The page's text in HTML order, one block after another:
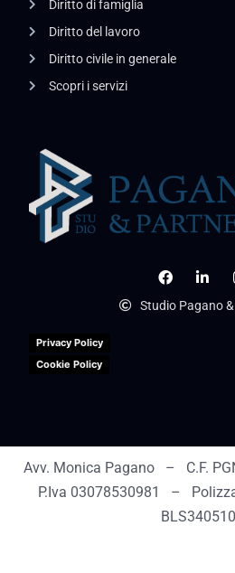
Studio Pagano
Privacy Policy
Cookie Policy
Diritto di famiglia
Diritto del lavoro
Diritto civile in generale
Scopri i servizi
Avv. Monica Pagano – C.F.
P.Iva 03078530981 –